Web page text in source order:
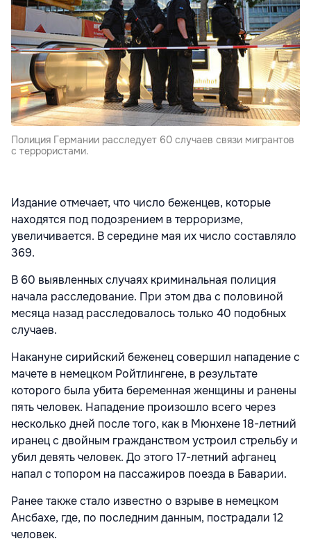
Полиция Германии расследует 60 случаев связи мигрантов
с террористами.
Издание отмечает, что число беженцев, которые
находятся под подозрением в терроризме,
увеличивается. В середине мая их число составляло
369.
В 60 выявленных случаях криминальная полиция
начала расследование. При этом два с половиной
месяца назад расследовалось только 40 подобных
случаев.
Накануне сирийский беженец совершил нападение с
мачете в немецком Ройтлингене, в результате
которого была убита беременная женщины и ранены
пять человек. Нападение произошло всего через
несколько дней после того, как в Мюнхене 18-летний
иранец с двойным гражданством устроил стрельбу и
убил девять человек. До этого 17-летний афганец
напал с топором на пассажиров поезда в Баварии.
Ранее также стало известно о взрыве в немецком
Ансбахе, где, по последним данным, пострадали 12
человек.